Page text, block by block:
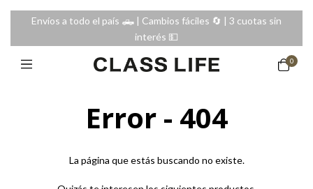
Envíos a todo el país 🛻 | Cambios fáciles 🔄️ | 3 cuotas sin
interés 💵
0
Error - 404
La página que estás buscando no existe.